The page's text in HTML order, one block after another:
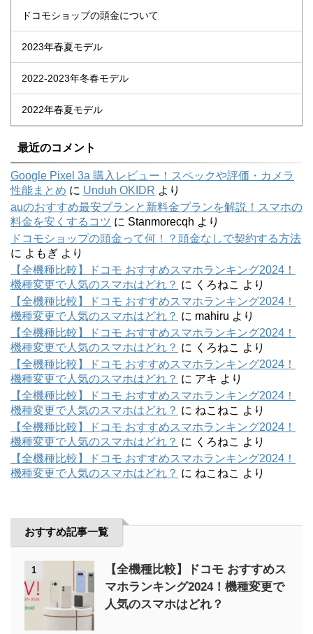
ドコモショップの頭金について
2023年春夏モデル
2022-2023年冬春モデル
2022年春夏モデル
最近のコメント
Google Pixel 3a 購入レビュー！スペックや評価・カメラ
性能まとめ に Unduh OKIDR より
auのおすすめ最安プランと新料金プランを解説！スマホの
料金を安くするコツ に Stanmorecqh より
ドコモショップの頭金って何！？頭金なしで契約する方法
に よもぎ より
【全機種比較】ドコモ おすすめスマホランキング2024！
機種変更で人気のスマホはどれ？ に くろねこ より
【全機種比較】ドコモ おすすめスマホランキング2024！
機種変更で人気のスマホはどれ？ に mahiru より
【全機種比較】ドコモ おすすめスマホランキング2024！
機種変更で人気のスマホはどれ？ に くろねこ より
【全機種比較】ドコモ おすすめスマホランキング2024！
機種変更で人気のスマホはどれ？ に アキ より
【全機種比較】ドコモ おすすめスマホランキング2024！
機種変更で人気のスマホはどれ？ に ねこねこ より
【全機種比較】ドコモ おすすめスマホランキング2024！
機種変更で人気のスマホはどれ？ に くろねこ より
【全機種比較】ドコモ おすすめスマホランキング2024！
機種変更で人気のスマホはどれ？ に ねこねこ より
おすすめ記事一覧
1
【全機種比較】ドコモ おすすめス
マホランキング2024！機種変更で
人気のスマホはどれ？